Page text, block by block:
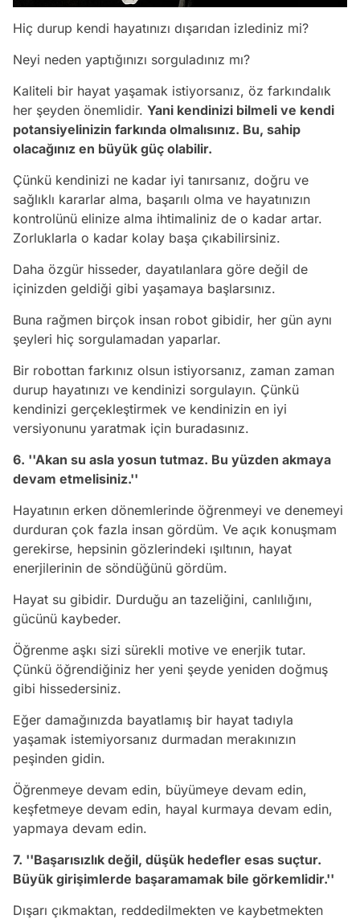
Hiç durup kendi hayatınızı dışarıdan izlediniz mi?
Neyi neden yaptığınızı sorguladınız mı?
Kaliteli bir hayat yaşamak istiyorsanız, öz farkındalık
her şeyden önemlidir. Yani kendinizi bilmeli ve kendi
potansiyelinizin farkında olmalısınız. Bu, sahip
olacağınız en büyük güç olabilir.
Çünkü kendinizi ne kadar iyi tanırsanız, doğru ve
sağlıklı kararlar alma, başarılı olma ve hayatınızın
kontrolünü elinize alma ihtimaliniz de o kadar artar.
Zorluklarla o kadar kolay başa çıkabilirsiniz.
Daha özgür hisseder, dayatılanlara göre değil de
içinizden geldiği gibi yaşamaya başlarsınız.
Buna rağmen birçok insan robot gibidir, her gün aynı
şeyleri hiç sorgulamadan yaparlar.
Bir robottan farkınız olsun istiyorsanız, zaman zaman
durup hayatınızı ve kendinizi sorgulayın. Çünkü
kendinizi gerçekleştirmek ve kendinizin en iyi
versiyonunu yaratmak için buradasınız.
6. ''Akan su asla yosun tutmaz. Bu yüzden akmaya
devam etmelisiniz.''
Hayatının erken dönemlerinde öğrenmeyi ve denemeyi
durduran çok fazla insan gördüm. Ve açık konuşmam
gerekirse, hepsinin gözlerindeki ışıltının, hayat
enerjilerinin de söndüğünü gördüm.
Hayat su gibidir. Durduğu an tazeliğini, canlılığını,
gücünü kaybeder.
Öğrenme aşkı sizi sürekli motive ve enerjik tutar.
Çünkü öğrendiğiniz her yeni şeyde yeniden doğmuş
gibi hissedersiniz.
Eğer damağınızda bayatlamış bir hayat tadıyla
yaşamak istemiyorsanız durmadan merakınızın
peşinden gidin.
Öğrenmeye devam edin, büyümeye devam edin,
keşfetmeye devam edin, hayal kurmaya devam edin,
yapmaya devam edin.
7. ''Başarısızlık değil, düşük hedefler esas suçtur.
Büyük girişimlerde başaramamak bile görkemlidir.''
Dışarı çıkmaktan, reddedilmekten ve kaybetmekten